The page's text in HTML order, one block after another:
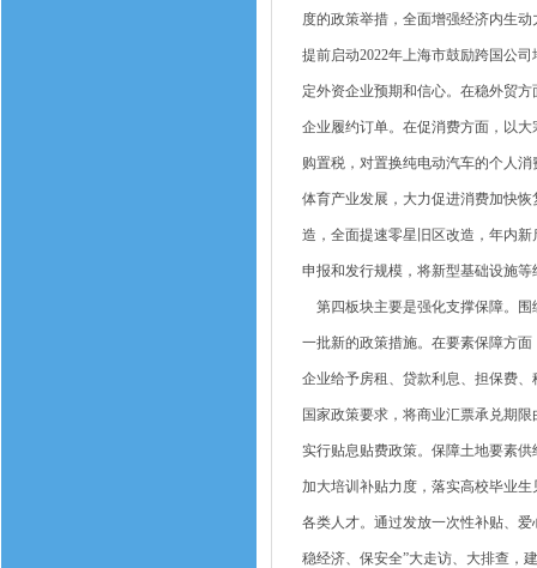
度的政策举措，全面增强经济内生
提前启动2022年上海市鼓励跨国公
定外资企业预期和信心。在稳外贸
企业履约订单。在促消费方面，以
购置税，对置换纯电动汽车的个人
体育产业发展，大力促进消费加快
造，全面提速零星旧区改造，年内
申报和发行规模，将新型基础设施
第四板块主要是强化支撑保障。围
一批新的政策措施。在要素保障方
企业给予房租、贷款利息、担保费
国家政策要求，将商业汇票承兑期
实行贴息贴费政策。保障土地要素
加大培训补贴力度，落实高校毕业
各类人才。通过发放一次性补贴、
稳经济、保安全”大走访、大排查，